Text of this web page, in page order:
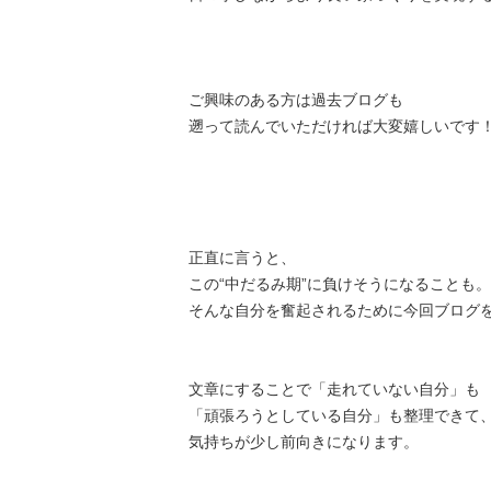
ご興味のある方は過去ブログも
遡って読んでいただければ大変嬉しいです
正直に言うと、
この“中だるみ期”に負けそうになることも。
そんな自分を奮起されるために今回ブログ
文章にすることで「走れていない自分」も
「頑張ろうとしている自分」も整理できて、
気持ちが少し前向きになります。